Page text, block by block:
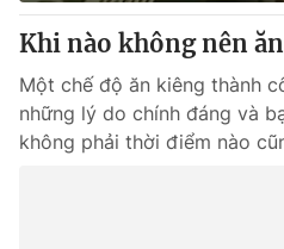
® Cấm sao chép dưới mọi hình
thuận bằng văn bản. Ghi rõ
thông tin từ website này.
Khi nào không nên
Một chế độ ăn kiêng thành
những lý do chính đáng và
không phải thời điểm nào